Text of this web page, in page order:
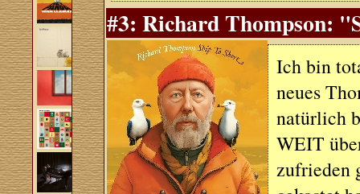
#3: Richard Thompson:
Ich bin
neues
natürlich
WEIT
zufrieden